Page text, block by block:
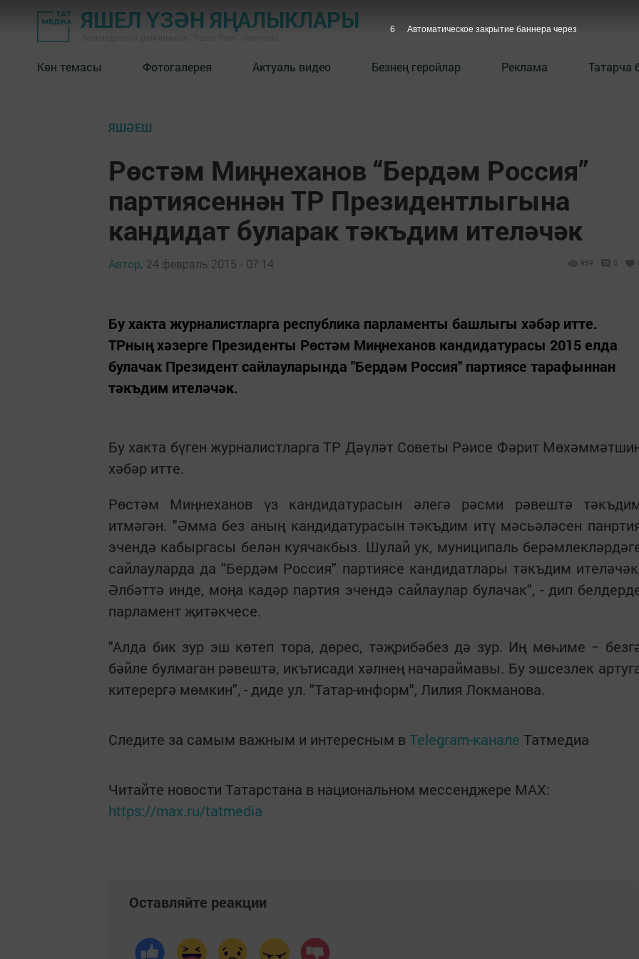
ЯШЕЛ ҮЗӘН ЯҢАЛЫКЛАРЫ
Көн темасы Фотогалерея Актуаль видео Безнең геройлар Реклама Татарча
ЯШӘЕШ
Рөстәм Миңнеханов “Бердәм Россия”
партиясеннән ТР Президентлыгына
кандидат буларак тәкъдим ителәчәк
Автор, 24 февраль 2015 - 07:14 959 0
Бу хакта журналистларга республика парламенты башлыгы хәбәр итте.
ТРның хәзерге Президенты Рөстәм Миңнеханов кандидатурасы 2015 елда
булачак Президент сайлауларында "Бердәм Россия" партиясе тарафыннан
тәкъдим ителәчәк.
Бу хакта бүген журналистларга ТР Дәүләт Советы Рәисе Фәрит
хәбәр итте.
Рөстәм Миңнеханов үз кандидатурасын әлегә рәсми рәвештә
итмәгән. "Әмма без аның кандидатурасын тәкъдим итү мәсьәләсен
эчендә кабыргасы белән куячакбыз. Шулай ук, муниципаль
сайлауларда да "Бердәм Россия" партиясе кандидатлары тәкъдим
Әлбәттә инде, моңа кадәр партия эчендә сайлаулар булачак", - дип
парламент җитәкчесе.
"Алда бик зур эш көтеп тора, дөрес, тәҗрибәбез дә зур. Иң мөһиме −
бәйле булмаган рәвештә, икътисади хәлнең начараймавы. Бу эшсезлек
китерергә мөмкин", - диде ул. "Татар-информ", Лилия Локманова.
Следите за самым важным и интересным в Telegram-канале Татмедиа
Читайте новости Татарстана в национальном мессенджере MАХ:
https://max.ru/tatmedia
Оставляйте реакции
5 Автоматическое закрытие баннера через